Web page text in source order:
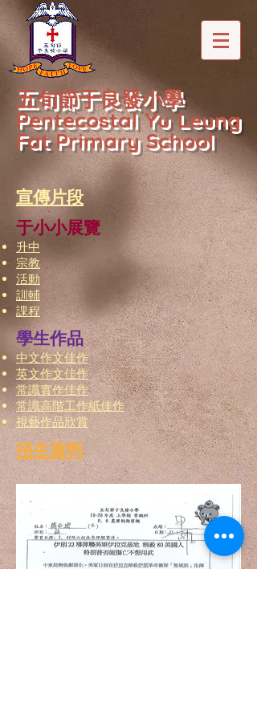
五旬節于良發小學
Pentecostal Yu Leung
Fat Primary School
宣傳片段
于小小展覽
升中
宗教
活動
訓輔
課程
學生作品
中文作文佳作
英文作文佳作
常識實作佳作
常識高階工作紙佳作
視藝作品欣賞
招生資料